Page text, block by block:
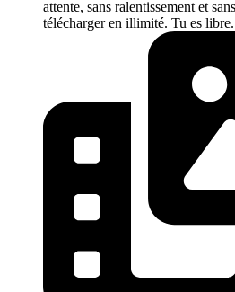
attente, sans ralentissement et
télécharger en illimité. Tu es libre.